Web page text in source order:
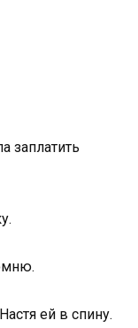
заплатить
ей в спину.